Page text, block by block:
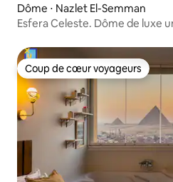
Dôme ⋅ Nazlet El-Semman
Esfera Celeste. Dôme de luxe
Coup de cœur voyageurs
Coup de cœur voyageurs